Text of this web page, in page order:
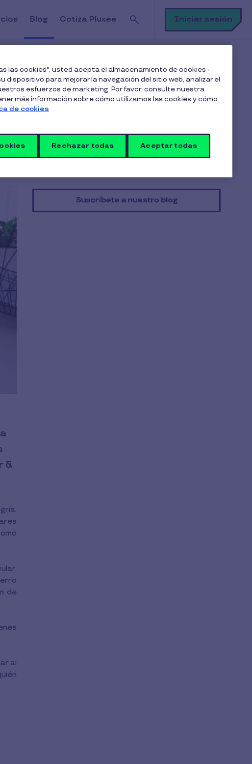
Blog Cotiza Pluxee
Buscar
Iniciar sesión
&
de
al
Tabla de contenido
Cómo tener una oficina Pet Friendly que funcione
Políticas creativas
Suscríbete a nuestro blog
las cookies", usted acepta el almacenamiento de cookies -
dispositivo para mejorar la navegación del sitio web, analizar el
esfuerzos de marketing. Por favor, consulte nuestra
más información sobre cómo utilizamos las cookies y cómo
de cookies
Rechazar todas Aceptar todas